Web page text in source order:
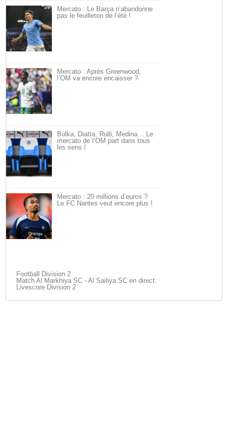
Mercato : Le Barça n’abandonne
pas le feuilleton de l’été !
Mercato : Après Greenwood,
l’OM va encore encaisser ?
Bulka, Diatta, Rulli, Medina… Le
mercato de l’OM part dans tous
les sens !
Mercato : 20 millions d’euros ?
Le FC Nantes veut encore plus !
Football Division 2
Match Al Markhiya SC - Al Sailiya SC en direct.
Livescore Division 2